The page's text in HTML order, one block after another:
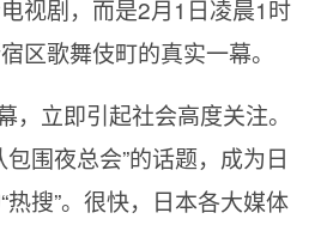
视剧，而是2月1日凌晨1时
区歌舞伎町的真实一幕。
，立即引起社会高度关注。
围夜总会”的话题，成为日
热搜”。很快，日本各大媒体